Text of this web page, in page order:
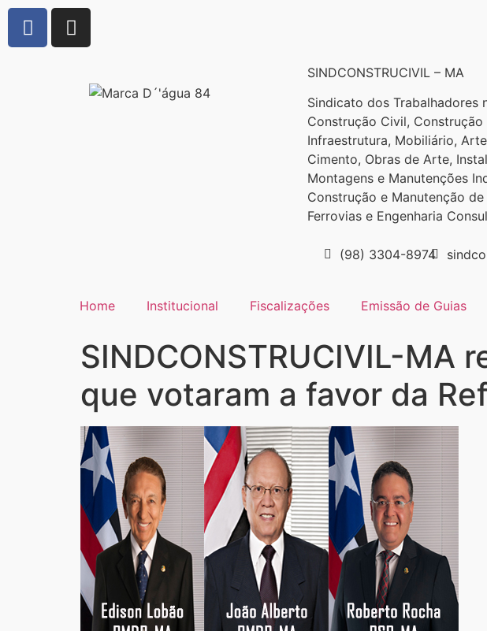
SINDCONSTRUCIVIL – MA
Sindicato dos Trabalhadores
Construção Civil, Construção
Infraestrutura, Mobiliário,
Cimento, Obras de Arte,
Montagens e Manutenções
Construção e Manutenção de
Ferrovias e Engenharia
(98) 3304-8974
Home Institucional Fiscalizações Emissão de Guias
SINDCONSTRUCIVIL-MA
que votaram a favor da